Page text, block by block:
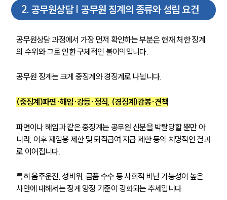
2. 공무원상담 | 공무원 징계의 종류와 성립 요건
공무원상담 과정에서 가장 먼저 확인하는 부분은 현재 처한 징계
의 수위와 그로 인한 구체적인 불이익입니다.
공무원 징계는 크게 중징계와 경징계로 나뉩니다.
(중징계)파면·해임·강등·정직, (경징계)감봉·견책
파면이나 해임과 같은 중징계는 공무원 신분을 박탈당할 뿐만 아
니라, 이후 재임용 제한 및 퇴직급여 지급 제한 등의 치명적인 결과
로 이어집니다.
특히 음주운전, 성비위, 금품 수수 등 사회적 비난 가능성이 높은
사안에 대해서는 징계 양정 기준이 강화되는 추세입니다.